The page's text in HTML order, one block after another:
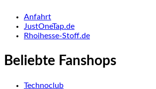
Anfahrt
JustOneTap.de
Rhoihesse-Stoff.de
Beliebte Fanshops
Technoclub